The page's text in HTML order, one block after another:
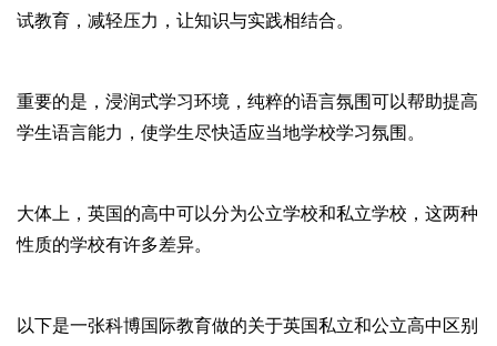
试教育，减轻压力，让知识与实践相结合。
重要的是，浸润式学习环境，纯粹的语言氛围可以帮助提高
学生语言能力，使学生尽快适应当地学校学习氛围。
大体上，英国的高中可以分为公立学校和私立学校，这两种
性质的学校有许多差异。
以下是一张科博国际教育做的关于英国私立和公立高中区别